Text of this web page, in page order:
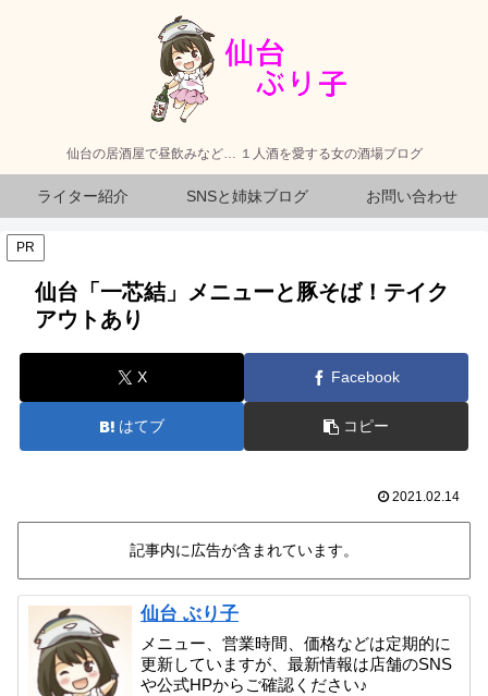
仙台の居酒屋で昼飲みなど… １人酒を愛する女の酒場ブログ
ライター紹介 SNSと姉妹ブログ お問い合わせ
PR
仙台「一芯結」メニューと豚そば！テイク
アウトあり
X Facebook
はてブ コピー
2021.02.14
記事内に広告が含まれています。
仙台 ぶり子
メニュー、営業時間、価格などは定期的に
更新していますが、最新情報は店舗のSNS
や公式HPからご確認ください♪